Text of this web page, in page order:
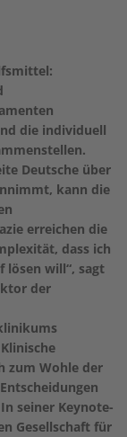
die individuell
Deutsche über
kann die
erreichen die
dass ich
lösen will“, sagt
der
zum Wohle der
seiner Keynote-
Gesellschaft für